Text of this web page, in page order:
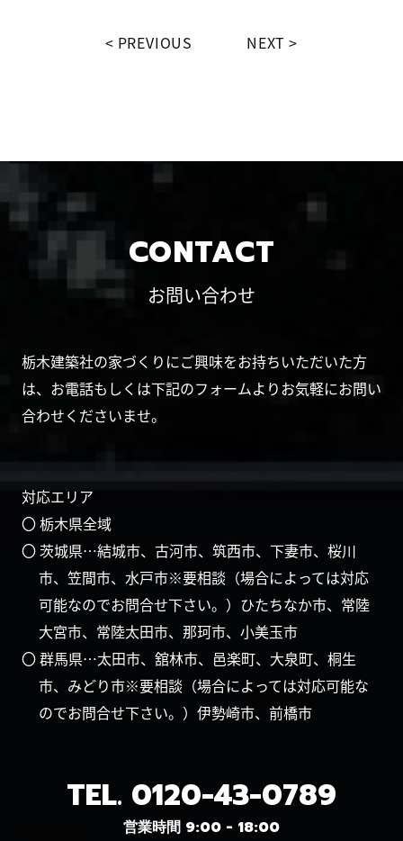
PREVIOUS NEXT
CONTACT
お問い合わせ
栃木建築社の家づくりにご興味をお持ちいただいた方
は、お電話もしくは下記のフォームよりお気軽にお問い
合わせくださいませ。
対応エリア
〇 栃木県全域
〇 茨城県…結城市、古河市、筑西市、下妻市、桜川
市、笠間市、水戸市※要相談（場合によっては対応
可能なのでお問合せ下さい。）ひたちなか市、常陸
大宮市、常陸太田市、那珂市、小美玉市
〇 群馬県…太田市、舘林市、邑楽町、大泉町、桐生
市、みどり市※要相談（場合によっては対応可能な
のでお問合せ下さい。）伊勢崎市、前橋市
TEL. 0120-43-0789
営業時間 9:00 - 18:00